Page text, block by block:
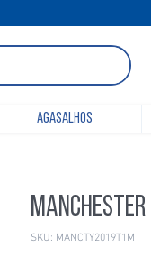
(N,
Agasalhos
Manchester
SKU: MANCTY2019T1M